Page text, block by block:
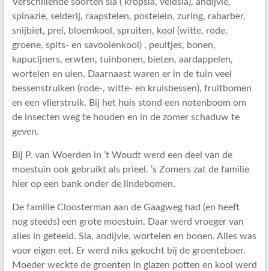
Verschillende soorten sla ( kropsla, veldsla), andijvie,
spinazie, selderij, raapstelen, postelein, zuring, rabarber,
snijbiet, prei, bloemkool, spruiten, kool (witte, rode,
groene, spits- en savooienkool) , peultjes, bonen,
kapucijners, erwten, tuinbonen, bieten, aardappelen,
wortelen en uien. Daarnaast waren er in de tuin veel
bessenstruiken (rode-, witte- en kruisbessen), fruitbomen
en een vlierstruik. Bij het huis stond een notenboom om
de insecten weg te houden en in de zomer schaduw te
geven.
Bij P. van Woerden in ’t Woudt werd een deel van de
moestuin ook gebruikt als prieel. ’s Zomers zat de familie
hier op een bank onder de lindebomen.
De familie Cloosterman aan de Gaagweg had (en heeft
nog steeds) een grote moestuin. Daar werd vroeger van
alles in geteeld. Sla, andijvie, wortelen en bonen. Alles was
voor eigen eet. Er werd niks gekocht bij de groenteboer.
Moeder weckte de groenten in glazen potten en kool werd